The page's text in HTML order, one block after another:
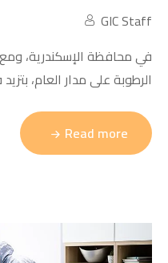
GIC Staff
في محافظة الإسكندرية، ومع
الرطوبة على مدار العام،
Read more